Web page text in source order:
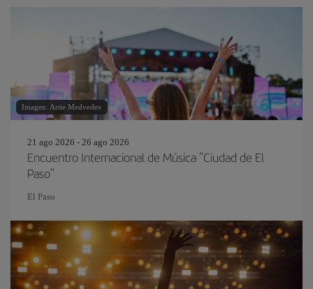
Imagen: Artie Medvedev
21 ago 2026 - 26 ago 2026
Encuentro Internacional de Música “Ciudad de El
Paso”
El Paso